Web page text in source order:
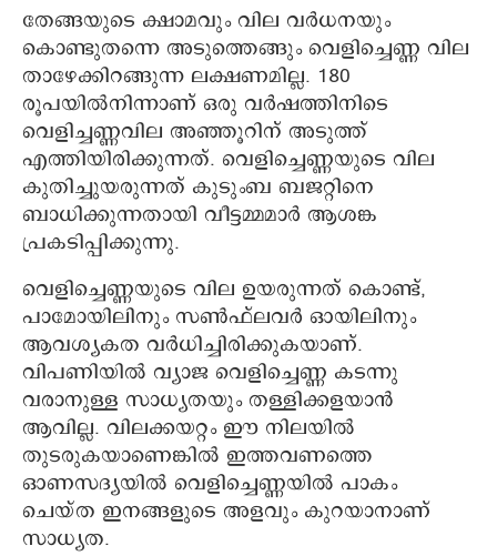
തേങ്ങയുടെ ക്ഷാമവും വില വര്‍ധനയും
കൊണ്ടുതന്നെ അടുത്തെങ്ങും വെളിച്ചെണ്ണ വില
താഴേക്കിറങ്ങുന്ന ലക്ഷണമില്ല. 180
രൂപയില്‍നിന്നാണ് ഒരു വര്‍ഷത്തിനിടെ
വെളിച്ചണ്ണവില അഞ്ഞൂറിന് അടുത്ത്
എത്തിയിരിക്കുന്നത്. വെളിച്ചെണ്ണയുടെ വില
കുതിച്ചുയരുന്നത് കുടുംബ ബജറ്റിനെ
ബാധിക്കുന്നതായി വീട്ടമ്മമാര്‍ ആശങ്ക
പ്രകടിപ്പിക്കുന്നു.
വെളിച്ചെണ്ണയുടെ വില ഉയരുന്നത് കൊണ്ട്,
പാമോയിലിനും സണ്‍ഫ്‌ലവര്‍ ഓയിലിനും
ആവശ്യകത വര്‍ധിച്ചിരിക്കുകയാണ്.
വിപണിയില്‍ വ്യാജ വെളിച്ചെണ്ണ കടന്നു
വരാനുള്ള സാധ്യതയും തള്ളിക്കളയാന്‍
ആവില്ല. വിലക്കയറ്റം ഈ നിലയില്‍
തുടരുകയാണെങ്കില്‍ ഇത്തവണത്തെ
ഓണസദ്യയില്‍ വെളിച്ചെണ്ണയില്‍ പാകം
ചെയ്ത ഇനങ്ങളുടെ അളവും കുറയാനാണ്
സാധ്യത.